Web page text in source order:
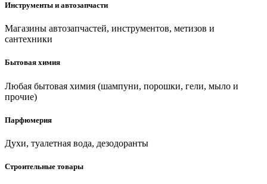
Инструменты и автозапчасти
Магазины автозапчастей, инструментов, метизов и
сантехники
Бытовая химия
Любая бытовая химия (шампуни, порошки, гели, мыло и
прочие)
Парфюмерия
Духи, туалетная вода, дезодоранты
Строительные товары